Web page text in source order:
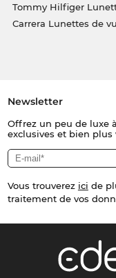
Tommy Hilfiger
Carrera Lunettes de
Newsletter
Offrez un peu de luxe
exclusives et bien plus
Vous trouverez ici de
traitement de vos